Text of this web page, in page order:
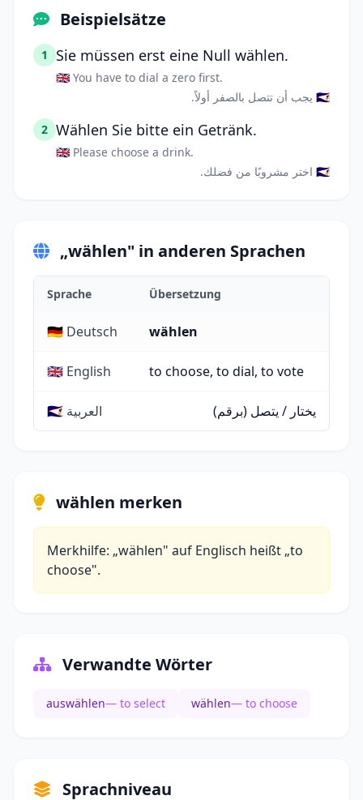
Beispielsätze
1 Sie müssen erst eine Null wählen.
🇬🇧 You have to dial a zero first.
🇸🇦 يجب أن تتصل بالصفر أولاً.
2 Wählen Sie bitte ein Getränk.
🇬🇧 Please choose a drink.
🇸🇦 اختر مشروبًا من فضلك.
„wählen" in anderen Sprachen
Sprache Übersetzung
🇩🇪 Deutsch wählen
🇬🇧 English to choose, to dial, to vote
🇸🇦 العربية يختار / يتصل (برقم)
wählen merken
Merkhilfe: „wählen" auf Englisch heißt „to
choose".
Verwandte Wörter
auswählen— to select wählen— to choose
Sprachniveau